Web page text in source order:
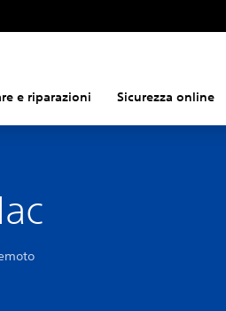
e riparazioni Sicurezza online